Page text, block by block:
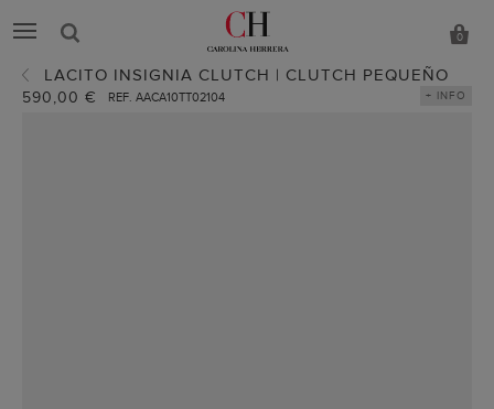
0
LACITO INSIGNIA CLUTCH | CLUTCH PEQUEÑO
590,00 € REF. AACA10TT02104 + INFO